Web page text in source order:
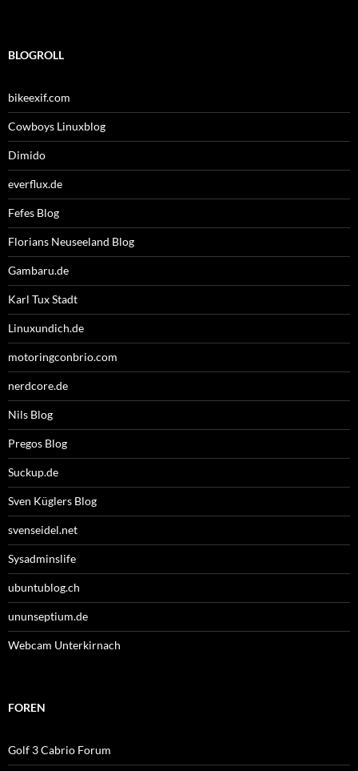
BLOGROLL
bikeexif.com
Cowboys Linuxblog
Dimido
everflux.de
Fefes Blog
Florians Neuseeland Blog
Gambaru.de
Karl Tux Stadt
Linuxundich.de
motoringconbrio.com
nerdcore.de
Nils Blog
Pregos Blog
Suckup.de
Sven Küglers Blog
svenseidel.net
Sysadminslife
ubuntublog.ch
ununseptium.de
Webcam Unterkirnach
FOREN
Golf 3 Cabrio Forum